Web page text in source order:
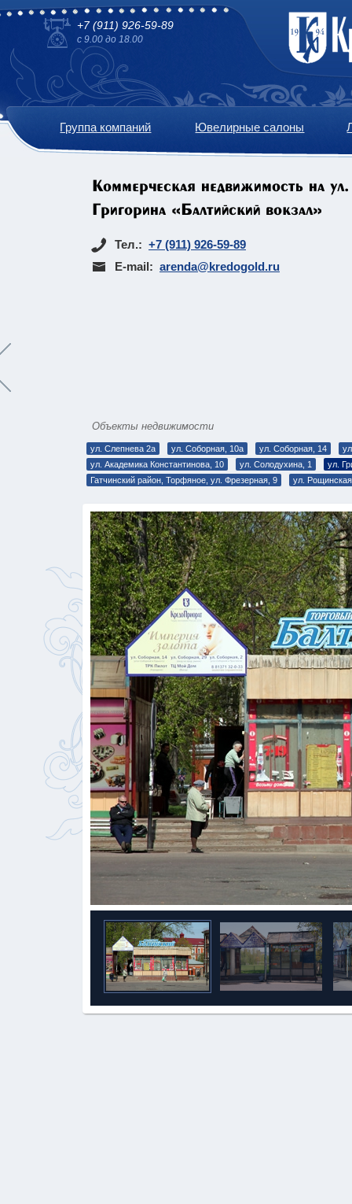
+7 (911) 926-59-89
с 9.00 до 18.00
Группа компаний Ювелирные салоны
Коммерческая недвижимость на ул.
Григорина «Балтийский вокзал»
Тел.: +7 (911) 926-59-89
E-mail: arenda@kredogold.ru
Объекты недвижимости
ул. Слепнева 2а ул. Соборная, 10а ул. Соборная, 14
ул. Академика Константинова, 10
ул. Солодухина, 1
ул.
Гатчинcкий район, Торфяное, ул. Фрезерная, 9
ул.